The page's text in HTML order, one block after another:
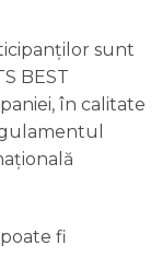
sunt
BEST
în calitate
fi